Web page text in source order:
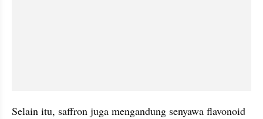
Selain itu, saffron juga mengandung senyawa flavonoid